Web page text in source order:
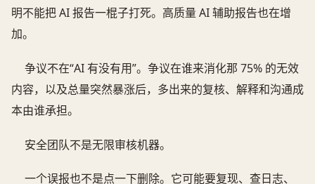
明不能把 AI 报告一棍子打死。高质量 AI 辅助报告也在增
加。
争议不在“AI 有没有用”。争议在谁来消化那 75% 的无效
内容，以及总量突然暴涨后，多出来的复核、解释和沟通成
本由谁承担。
安全团队不是无限审核机器。
一个误报也不是点一下删除。它可能要复现、查日志、